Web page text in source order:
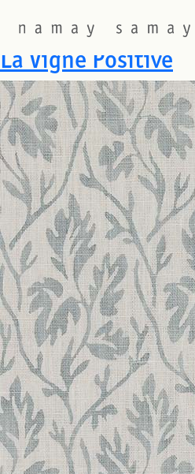
Fabric Category:
La Vigne Positive